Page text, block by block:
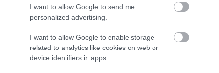
I want to allow Google to send me
personalized advertising.
I want to allow Google to enable storage
related to analytics like cookies on web or
device identifiers in apps.
Στο τρίτο δεκάλεπτο οι ισορροπίες δεν έδειξαν να
αλλάζουν. ΗΦενέρμπαχτσε
περισσότερο διαχείριση του προβαδίσματος της,
συνέχισε να είναι η κυρίαρχη ομάδα του παρκέ. Το
ποσοστό της από το τρίποντο άγγιξε ακόμα και το